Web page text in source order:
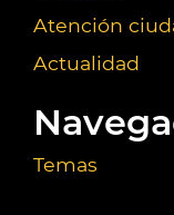
Atención
Actualidad
Temas